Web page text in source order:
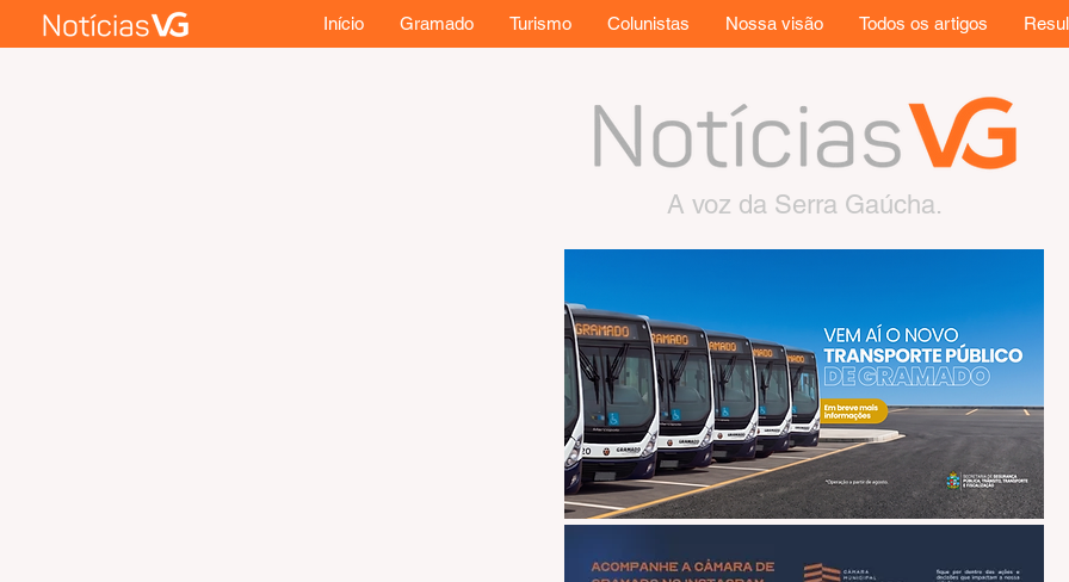
Início Gramado Turismo Colunistas Nossa visão Todos os artigos
A voz da Serra Gaúcha.